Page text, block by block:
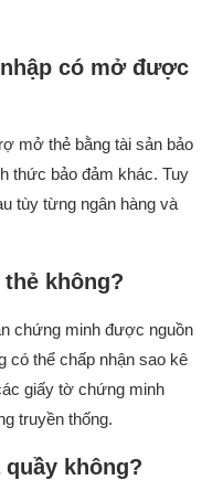
có mở được
mở thẻ bằng tài sản bảo
thức bảo đảm khác. Tuy
tùy từng ngân hàng và
không?
chứng minh được nguồn
có thể chấp nhận sao kê
giấy tờ chứng minh
truyền thống.
không?